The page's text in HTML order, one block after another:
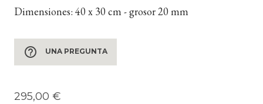
Dimensiones: 40 x 30 cm - grosor 20 mm
help_outline UNA PREGUNTA
295,00 €